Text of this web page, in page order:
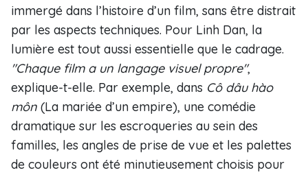
immergé dans l’histoire d’un film, sans être distrait
par les aspects techniques. Pour Linh Dan, la
lumière est tout aussi essentielle que le cadrage.
"Chaque film a un langage visuel propre",
explique-t-elle. Par exemple, dans Cô dâu hào
môn (La mariée d’un empire), une comédie
dramatique sur les escroqueries au sein des
familles, les angles de prise de vue et les palettes
de couleurs ont été minutieusement choisis pour